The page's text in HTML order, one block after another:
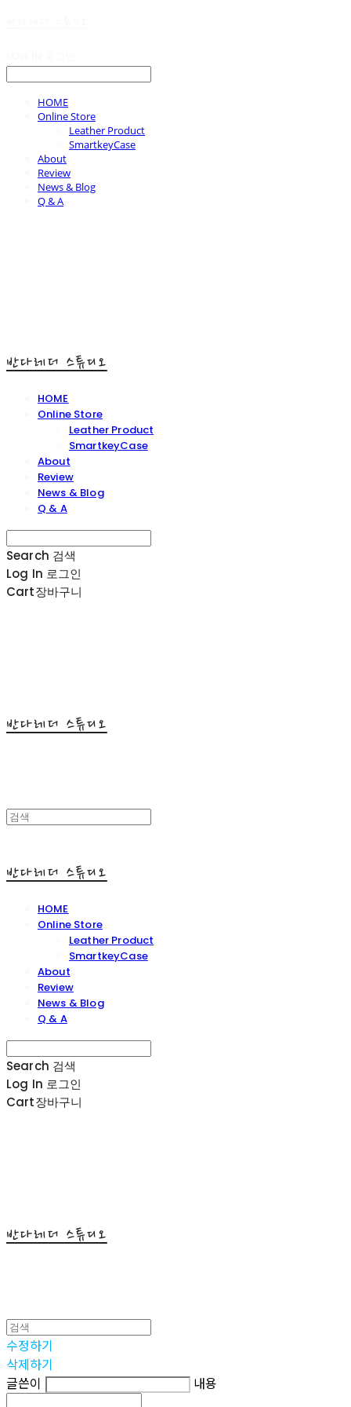
HOME
Online Store
Leather Product
SmartkeyCase
About
Review
News & Blog
Q & A
반다레더 스튜디오
HOME
Online Store
Leather Product
SmartkeyCase
About
Review
News & Blog
Q & A
Search 검색
Log In 로그인
Cart장바구니
반다레더 스튜디오
반다레더 스튜디오
HOME
Online Store
Leather Product
SmartkeyCase
About
Review
News & Blog
Q & A
Search 검색
Log In 로그인
Cart장바구니
반다레더 스튜디오
수정하기
삭제하기
글쓴이
내용